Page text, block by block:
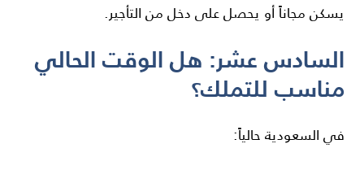
يسكن مجاناً أو يحصل على دخل من التأجير.
السادس عشر: هل الوقت الحالي
مناسب للتملك؟
في السعودية حالياً: